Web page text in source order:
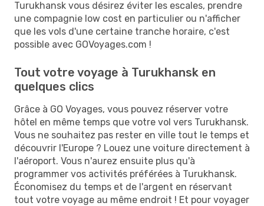
Turukhansk vous désirez éviter les escales, prendre
une compagnie low cost en particulier ou n'afficher
que les vols d'une certaine tranche horaire, c'est
possible avec GOVoyages.com !
Tout votre voyage à Turukhansk en
quelques clics
Grâce à GO Voyages, vous pouvez réserver votre
hôtel en même temps que votre vol vers Turukhansk.
Vous ne souhaitez pas rester en ville tout le temps et
découvrir l'Europe ? Louez une voiture directement à
l'aéroport. Vous n'aurez ensuite plus qu'à
programmer vos activités préférées à Turukhansk.
Économisez du temps et de l'argent en réservant
tout votre voyage au même endroit ! Et pour voyager